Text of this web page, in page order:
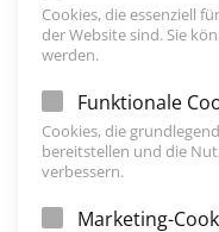
Cookies, die essenziell
der Website sind. Sie
werden.
Funktionale
Cookies, die
bereitstellen und die
verbessern.
Marketing-